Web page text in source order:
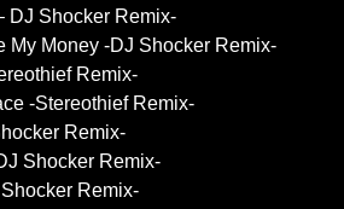
DJ Shocker Remix-
My Money -DJ Shocker Remix-
Remix-
-Stereothief Remix-
Remix-
Shocker Remix-
Remix-